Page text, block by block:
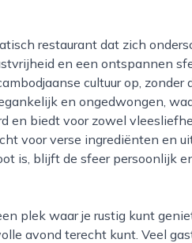
en een ontspannen
cultuur op,
en ongedwongen,
en biedt voor zowel
voor verse ingrediënten en
is, blijft de sfeer persoonlijk
avond terecht kunt. Veel